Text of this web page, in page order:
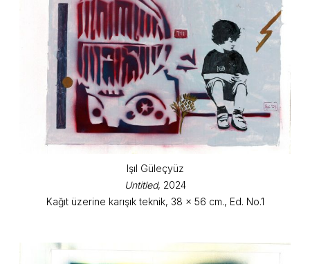
Işıl Güleçyüz
Untitled, 2024
Kağıt üzerine karışık teknik, 38 x 56 cm., Ed. No.1